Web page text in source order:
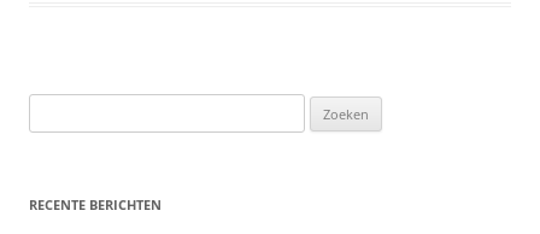
naar:
RECENTE BERICHTEN